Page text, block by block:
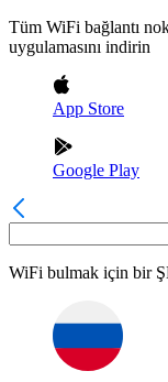
Tüm WiFi bağlantı
uygulamasını indirin
App Store
Google Play
WiFi bulmak için bir